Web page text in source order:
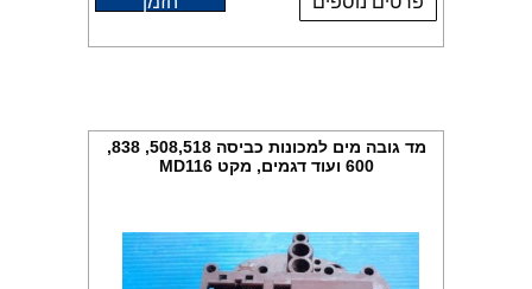
מד גובה מים למכונות כביסה 508,518, 838,
600 ועוד דגמים, מקט MD116